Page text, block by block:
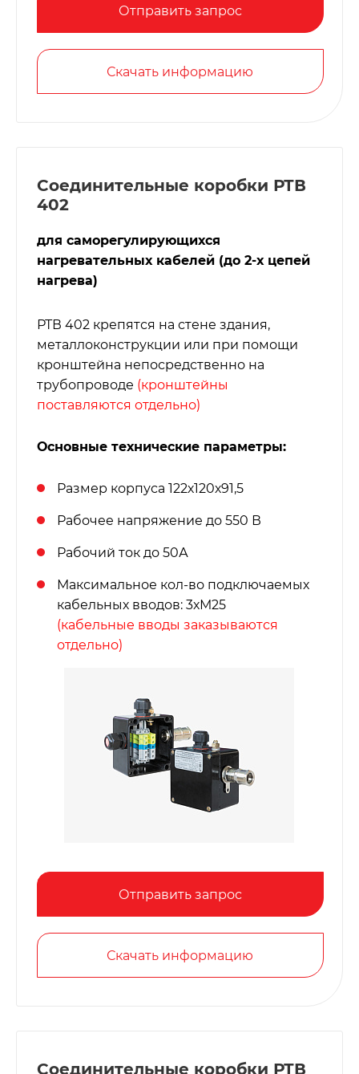
Отправить запрос
Скачать информацию
Соединительные коробки РТВ
402
для саморегулирующихся
нагревательных кабелей (до 2-х цепей
нагрева)
РТВ 402 крепятся на стене здания,
металлоконструкции или при помощи
кронштейна непосредственно на
трубопроводе (кронштейны
поставляются отдельно)
Основные технические параметры:
Размер корпуса 122х120х91,5
Рабочее напряжение до 550 В
Рабочий ток до 50А
Максимальное кол-во подключаемых
кабельных вводов: 3хМ25
(кабельные вводы заказываются
отдельно)
Отправить запрос
Скачать информацию
Соединительные коробки РТВ